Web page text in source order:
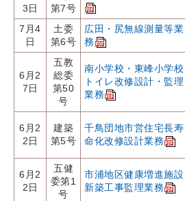
3日
第7号
7月4
日
土委
第6号
広田・尻無線測量等業
務
6月2
7日
五教
総委
第50
号
南小学校・東峰小学校
トイレ改修設計・監理
業務
6月2
2日
建築
第5号
千鳥団地市営住宅長寿
命化改修設計業務
6月2
2日
五健
委第1
号
市浦地区健康増進施設
新築工事監理業務